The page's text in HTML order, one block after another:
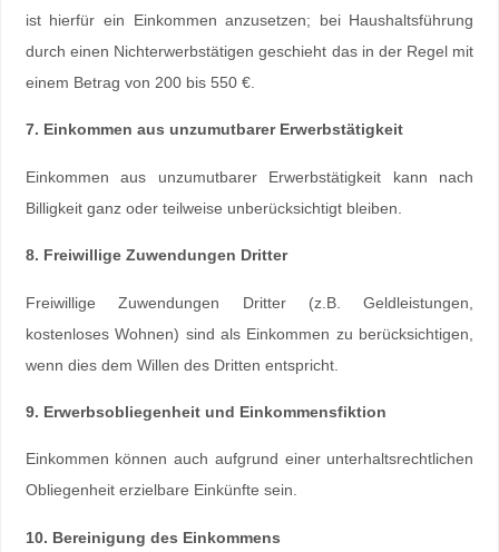
ist hierfür ein Einkommen anzusetzen; bei Haushaltsführung
durch einen Nichterwerbstätigen geschieht das in der Regel mit
einem Betrag von 200 bis 550 €.
7. Einkommen aus unzumutbarer Erwerbstätigkeit
Einkommen aus unzumutbarer Erwerbstätigkeit kann nach
Billigkeit ganz oder teilweise unberücksichtigt bleiben.
8. Freiwillige Zuwendungen Dritter
Freiwillige Zuwendungen Dritter (z.B. Geldleistungen,
kostenloses Wohnen) sind als Einkommen zu berücksichtigen,
wenn dies dem Willen des Dritten entspricht.
9. Erwerbsobliegenheit und Einkommensfiktion
Einkommen können auch aufgrund einer unterhaltsrechtlichen
Obliegenheit erzielbare Einkünfte sein.
10. Bereinigung des Einkommens